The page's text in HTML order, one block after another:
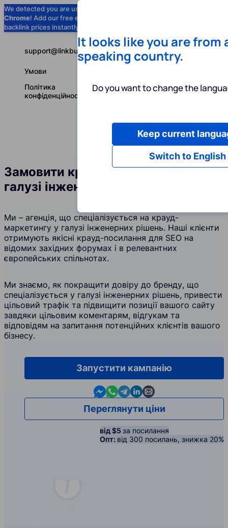
We detected you are using
Chrome! Add our free extension to check
backlink prices instantly as you browse.
Послуги
Українська
support@linkbuilder.com
Умови
Політика
конфіденційності
Замовити крауд-посилання у
галузі інженерних рішень
Ми – агенція, що спеціалізується на крауд-
маркетингу у галузі інженерних рішень. Наші клієнти
отримують якісні крауд-посилання для SEO на
відомих західних форумах і в релевантних
європейських спільнотах.
Ми знаємо, як покращити довіру до бренду, що
спеціалізується у галузі інженерних рішень, привести
цільовий трафік та підвищити позиції вашого сайту
завдяки цільовим коментарям, відгукам та
відповідям на запитання потенційних клієнтів вашого
бізнесу.
Запустити кампанію
Contact us in Messenger
Contact us in WhatsApp
Contact us in Telegram
Contact us in Linkedin
Contact us by email
Переглянути ціни
від $5 за посилання
Опт: від 300 посилань, знижка 20%
It looks like you are from
speaking country.
Do you want to change the
Switch to English
Keep current